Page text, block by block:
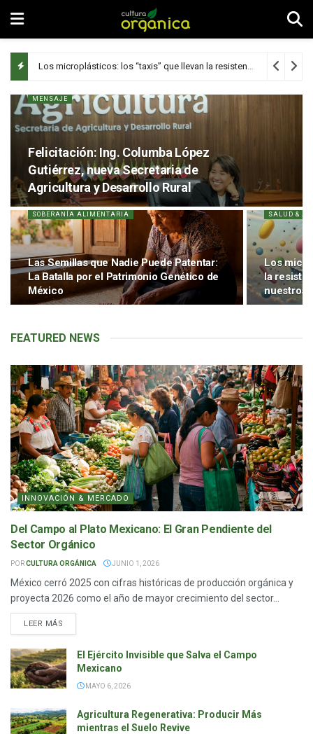
Los microplásticos: los “taxis” que llevan la resistencia a los antibióticos hasta nuestros campos
MENSAJE
Felicitación: Ing. Columba López
Gutiérrez, nueva Secretaria de
Agricultura y Desarrollo Rural
SOBERANÍA ALIMENTARIA
Las Semillas que Nadie Puede Patentar:
La Batalla por el Patrimonio Genético de
México
SALUD &
Los
la
nuestros
FEATURED NEWS
INNOVACIÓN & MERCADO
Del Campo al Plato Mexicano: El Gran Pendiente del
Sector Orgánico
PORCULTURA ORGÁNICA JUNIO 1, 2026
México cerró 2025 con cifras históricas de producción orgánica y
proyecta 2026 como el año de mayor crecimiento del sector...
LEER MÁS
El Ejército Invisible que Salva el Campo
Mexicano
MAYO 6, 2026
Agricultura Regenerativa: Producir Más
mientras el Suelo Revive